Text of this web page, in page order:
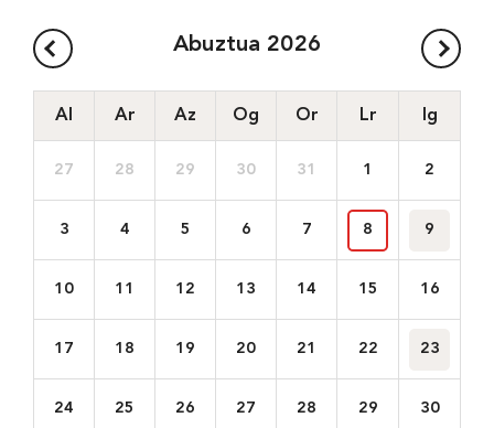
Abuztua 2026
Al Ar Az Og Or Lr Ig
27 28 29 30 31 1 2
3 4 5 6 7 8 9
10 11 12 13 14 15 16
17 18 19 20 21 22 23
24 25 26 27 28 29 30